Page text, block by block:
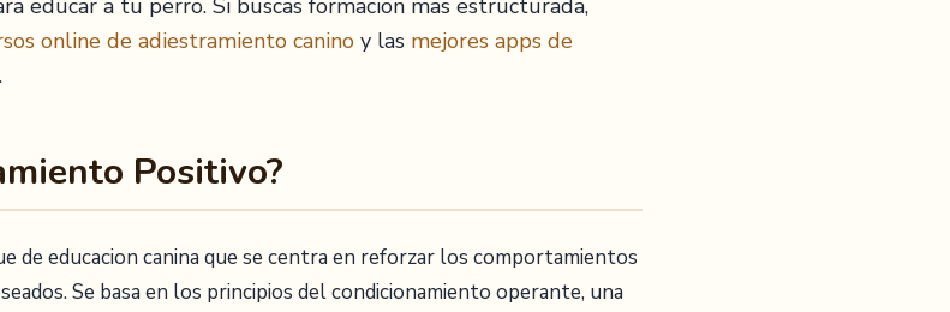
educar a tu perro. Si buscas formacion mas estructurada,
online de adiestramiento canino y las mejores apps de
Positivo?
de educacion canina que se centra en reforzar los comportamientos
Se basa en los principios del condicionamiento operante, una